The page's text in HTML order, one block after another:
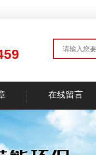
在线留言